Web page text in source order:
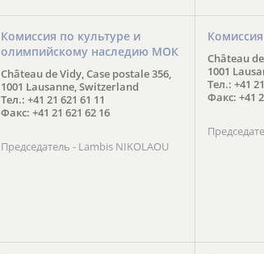
Комиссия по культуре и
олимпийскому наследию МОК
Château de Vidy, Case postale 356,
1001 Lausanne, Switzerland
Тел.: +41 21 621 61 11
Факс: +41 21 621 62 16
Председатель - Lambis NIKOLAOU
Château
1001
Тел.: +41
Факс: +41